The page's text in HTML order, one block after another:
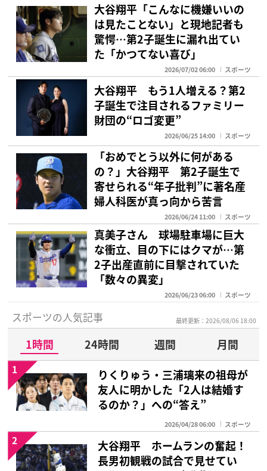
大谷翔平「こんなに機嫌いいの
は見たことない」と現地記者も
驚愕…第2子誕生に漏れ出てい
た「かつてない喜び」
2026/07/02 06:00 スポーツ
大谷翔平 もう1人増える？第2
子誕生で注目されるファミリー
財団の“ロゴ変更”
2026/06/25 14:00 スポーツ
「おめでとう以外に何がある
の？」大谷翔平 第2子誕生で
寄せられる“年子批判”に著名産
婦人科医が真っ向から苦言
2026/06/24 11:00 スポーツ
真美子さん 球場駐車場に巨大
な衝立、目の下にはクマが…第
2子出産直前に目撃されていた
「数々の異変」
2026/06/23 06:00 スポーツ
スポーツの人気記事 最終更新：2026/08/06 18:00
1時間 24時間 週間
月間
りくりゅう・三浦璃来の祖母が
友人に明かした「2人は結婚す
るのか？」への“答え”
2026/04/28 06:00 スポーツ
1
大谷翔平 ホームランの奮起！
長男初観戦の試合で見せてい
2